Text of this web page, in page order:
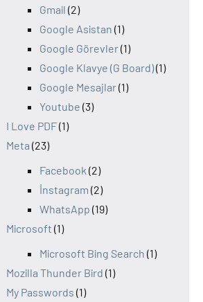
Gmail (2)
Google Asistan (1)
Google Görevler(1)
Google Klavye (G Board)(1)
Google Mesajlar(1)
Youtube (3)
I Love PDF(1)
Meta (23)
Facebook (2)
İnstagram (2)
WhatsApp (19)
Microsoft (1)
Microsoft Bing Search (1)
Mozilla Thunder Bird (1)
My Passwords (1)